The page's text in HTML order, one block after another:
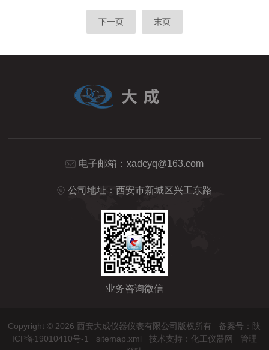
下一页 末页
电子邮箱： xadcyq@163.com
公司地址：西安市新城区兴工东路
业务咨询微信
Copyright © 2026 西安大成仪器仪表有限公司版权所有 备案号：陕
ICP备19010410号-1
sitemap.xml 技术支持： 化工仪器网
管理